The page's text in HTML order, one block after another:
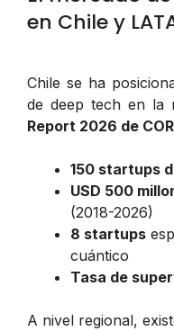
en Chile y
Chile se ha
de deep tech en la
Report 2026 de
150 startups
USD 500
(2018-2026)
8 startups
cuántico
Tasa de
A nivel regional,